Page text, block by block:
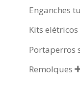
Enganches
Kits elétricos
Portaperros
Remolques